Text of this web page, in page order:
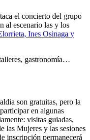
el concierto del grupo
al escenario las y los
Ines Osinaga y
gastronomía…
son gratuitas, pero la
en algunas
visitas guiadas,
las Mujeres y las sesiones
inscripción permanecerá